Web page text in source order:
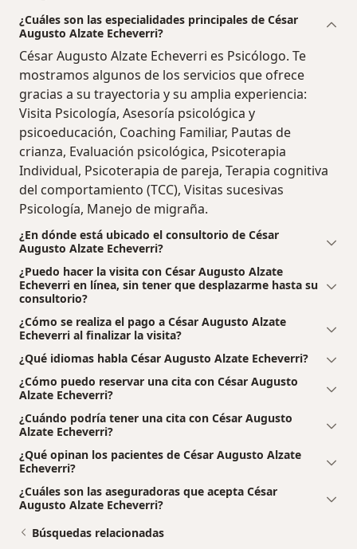
¿Cuáles son las especialidades principales de César
Augusto Alzate Echeverri?
César Augusto Alzate Echeverri es Psicólogo. Te
mostramos algunos de los servicios que ofrece
gracias a su trayectoria y su amplia experiencia:
Visita Psicología, Asesoría psicológica y
psicoeducación, Coaching Familiar, Pautas de
crianza, Evaluación psicológica, Psicoterapia
Individual, Psicoterapia de pareja, Terapia cognitiva
del comportamiento (TCC), Visitas sucesivas
Psicología, Manejo de migraña.
¿En dónde está ubicado el consultorio de César
Augusto Alzate Echeverri?
¿Puedo hacer la visita con César Augusto Alzate
Echeverri en línea, sin tener que desplazarme hasta su
consultorio?
¿Cómo se realiza el pago a César Augusto Alzate
Echeverri al finalizar la visita?
¿Qué idiomas habla César Augusto Alzate Echeverri?
¿Cómo puedo reservar una cita con César Augusto
Alzate Echeverri?
¿Cuándo podría tener una cita con César Augusto
Alzate Echeverri?
¿Qué opinan los pacientes de César Augusto Alzate
Echeverri?
¿Cuáles son las aseguradoras que acepta César
Augusto Alzate Echeverri?
Búsquedas relacionadas